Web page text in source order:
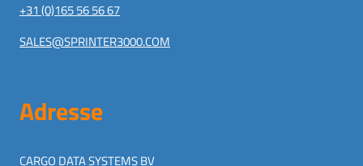
+31 (0)165 56 56 67
SALES@SPRINTER3000.COM
Adresse
CARGO DATA SYSTEMS BV